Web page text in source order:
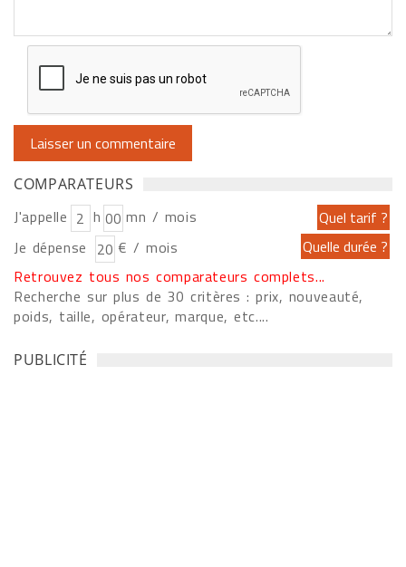
COMPARATEURS
J'appelle h
mn / mois
Je dépense
€ / mois
Retrouvez tous nos comparateurs complets...
Recherche sur plus de 30 critères : prix, nouveauté,
poids, taille, opérateur, marque, etc....
PUBLICITÉ